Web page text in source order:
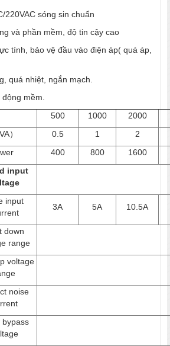
sóng sin chuẩn
phần mềm, độ tin cậy cao
bảo vệ đầu vào điện áp( quá áp,
nhiệt, ngắn mạch.
mềm.
500 1000
2000
）
0.5 1
2
400 800 1600
input
input
3A 5A 10.5A
down
range
voltage
noise
bypass